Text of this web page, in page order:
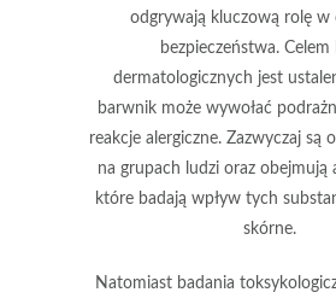
odgrywają kluczową rolę w
bezpieczeństwa. Celem
dermatologicznych jest
barwnik może wywołać
reakcje alergiczne. Zazwyczaj są
na grupach ludzi oraz obejmują
które badają wpływ tych
skórne.
Natomiast badania